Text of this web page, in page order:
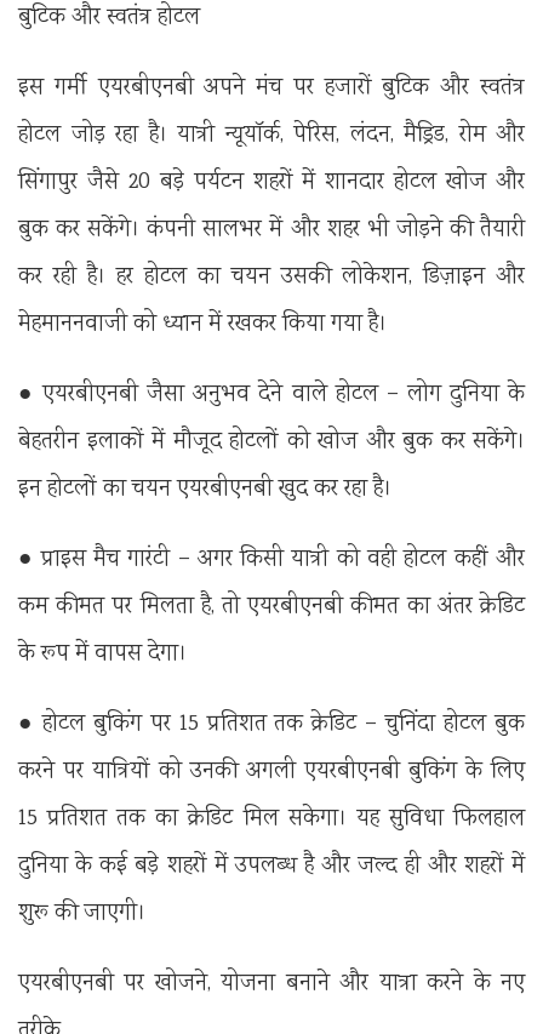
बुटिक और स्वतंत्र होटल
इस गर्मी एयरबीएनबी अपने मंच पर हजारों बुटिक और स्वतंत्र
होटल जोड़ रहा है। यात्री न्यूयॉर्क, पेरिस, लंदन, मैड्रिड, रोम और
सिंगापुर जैसे 20 बड़े पर्यटन शहरों में शानदार होटल खोज और
बुक कर सकेंगे। कंपनी सालभर में और शहर भी जोड़ने की तैयारी
कर रही है। हर होटल का चयन उसकी लोकेशन, डिज़ाइन और
मेहमाननवाजी को ध्यान में रखकर किया गया है।
● एयरबीएनबी जैसा अनुभव देने वाले होटल – लोग दुनिया के
बेहतरीन इलाकों में मौजूद होटलों को खोज और बुक कर सकेंगे।
इन होटलों का चयन एयरबीएनबी खुद कर रहा है।
● प्राइस मैच गारंटी – अगर किसी यात्री को वही होटल कहीं और
कम कीमत पर मिलता है, तो एयरबीएनबी कीमत का अंतर क्रेडिट
के रूप में वापस देगा।
● होटल बुकिंग पर 15 प्रतिशत तक क्रेडिट – चुनिंदा होटल बुक
करने पर यात्रियों को उनकी अगली एयरबीएनबी बुकिंग के लिए
15 प्रतिशत तक का क्रेडिट मिल सकेगा। यह सुविधा फिलहाल
दुनिया के कई बड़े शहरों में उपलब्ध है और जल्द ही और शहरों में
शुरू की जाएगी।
एयरबीएनबी पर खोजने, योजना बनाने और यात्रा करने के नए